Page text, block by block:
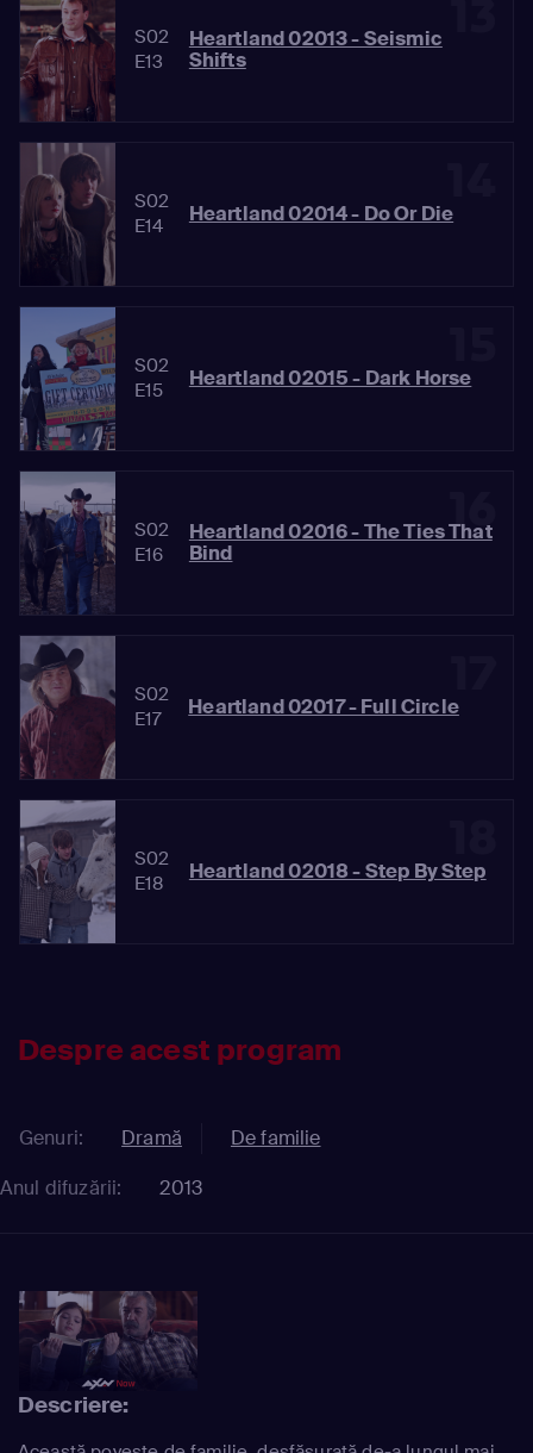
S02
E13
Heartland 02013 - Seismic
Shifts
S02
E14
Heartland 02014 - Do Or Die
S02
E15
Heartland 02015 - Dark Horse
16
S02
E16
Heartland 02016 - The Ties That
Bind
S02
E17
Heartland 02017 - Full Circle
S02
E18
Heartland 02018 - Step By Step
Despre acest program
Genuri: Dramă
De familie
Anul difuzării:
2013
Descriere: